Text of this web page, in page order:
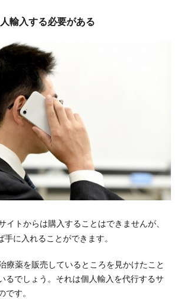
輸入する必要がある
イトからは購入することはできませんが、
手に入れることができます。
療薬を販売しているところを見かけたこと
るでしょう。それは個人輸入を代行するサ
です。